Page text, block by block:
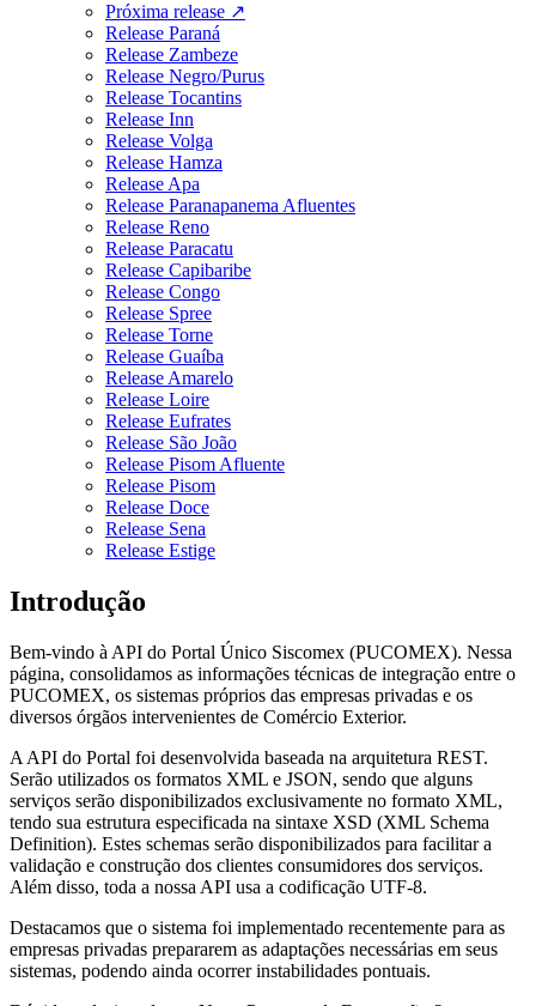
Próxima release ↗
Release Paraná
Release Zambeze
Release Negro/Purus
Release Tocantins
Release Inn
Release Volga
Release Hamza
Release Apa
Release Paranapanema Afluentes
Release Reno
Release Paracatu
Release Capibaribe
Release Congo
Release Spree
Release Torne
Release Guaíba
Release Amarelo
Release Loire
Release Eufrates
Release São João
Release Pisom Afluente
Release Pisom
Release Doce
Release Sena
Release Estige
Introdução
Bem-vindo à API do Portal Único Siscomex (PUCOMEX). Nessa
página, consolidamos as informações técnicas de integração entre o
PUCOMEX, os sistemas próprios das empresas privadas e os
diversos órgãos intervenientes de Comércio Exterior.
A API do Portal foi desenvolvida baseada na arquitetura REST.
Serão utilizados os formatos XML e JSON, sendo que alguns
serviços serão disponibilizados exclusivamente no formato XML,
tendo sua estrutura especificada na sintaxe XSD (XML Schema
Definition). Estes schemas serão disponibilizados para facilitar a
validação e construção dos clientes consumidores dos serviços.
Além disso, toda a nossa API usa a codificação UTF-8.
Destacamos que o sistema foi implementado recentemente para as
empresas privadas prepararem as adaptações necessárias em seus
sistemas, podendo ainda ocorrer instabilidades pontuais.